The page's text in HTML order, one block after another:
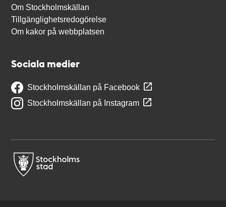
Om Stockholmskällan
Tillgänglighetsredogörelse
Om kakor på webbplatsen
Sociala medier
Stockholmskällan på Facebook
Stockholmskällan på Instagram